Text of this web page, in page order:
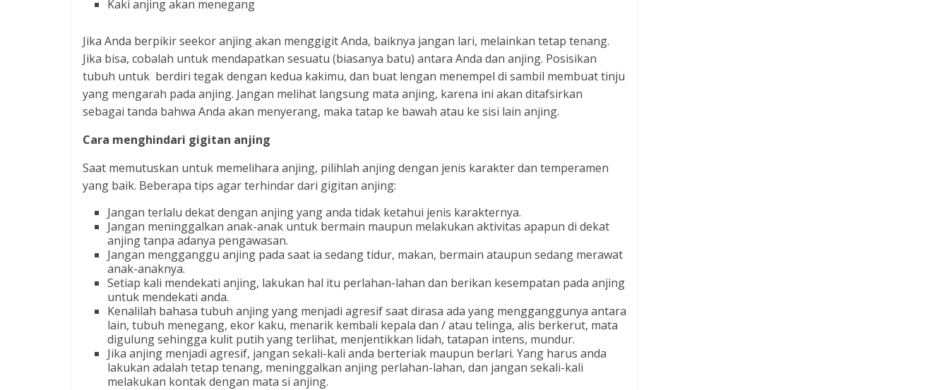
Kaki anjing akan menegang
Jika Anda berpikir seekor anjing akan menggigit Anda, baiknya jangan lari, melainkan tetap tenang.
Jika bisa, cobalah untuk mendapatkan sesuatu (biasanya batu) antara Anda dan anjing. Posisikan
tubuh untuk berdiri tegak dengan kedua kakimu, dan buat lengan menempel di sambil membuat tinju
yang mengarah pada anjing. Jangan melihat langsung mata anjing, karena ini akan ditafsirkan
sebagai tanda bahwa Anda akan menyerang, maka tatap ke bawah atau ke sisi lain anjing.
Cara menghindari gigitan anjing
Saat memutuskan untuk memelihara anjing, pilihlah anjing dengan jenis karakter dan temperamen
yang baik. Beberapa tips agar terhindar dari gigitan anjing:
Jangan terlalu dekat dengan anjing yang anda tidak ketahui jenis karakternya.
Jangan meninggalkan anak-anak untuk bermain maupun melakukan aktivitas apapun di dekat
anjing tanpa adanya pengawasan.
Jangan mengganggu anjing pada saat ia sedang tidur, makan, bermain ataupun sedang merawat
anak-anaknya.
Setiap kali mendekati anjing, lakukan hal itu perlahan-lahan dan berikan kesempatan pada anjing
untuk mendekati anda.
Kenalilah bahasa tubuh anjing yang menjadi agresif saat dirasa ada yang mengganggunya antara
lain, tubuh menegang, ekor kaku, menarik kembali kepala dan / atau telinga, alis berkerut, mata
digulung sehingga kulit putih yang terlihat, menjentikkan lidah, tatapan intens, mundur.
Jika anjing menjadi agresif, jangan sekali-kali anda berteriak maupun berlari. Yang harus anda
lakukan adalah tetap tenang, meninggalkan anjing perlahan-lahan, dan jangan sekali-kali
melakukan kontak dengan mata si anjing.